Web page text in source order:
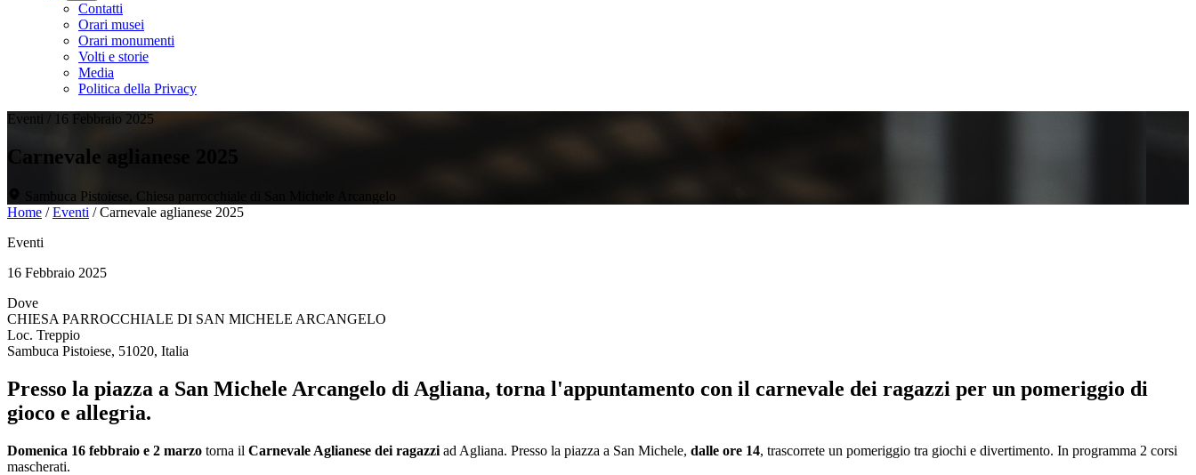
Contatti
Orari musei
Orari monumenti
Volti e storie
Media
Politica della Privacy
Eventi / 16 Febbraio 2025
Carnevale aglianese 2025
Sambuca Pistoiese, Chiesa parrocchiale di San Michele Arcangelo
Home /Eventi /Carnevale aglianese 2025
Eventi
16 Febbraio 2025
Dove
CHIESA PARROCCHIALE DI SAN MICHELE ARCANGELO
Loc. Treppio
Sambuca Pistoiese, 51020, Italia
Presso la piazza a San Michele Arcangelo di Agliana, torna l'appuntamento con il carnevale dei ragazzi per un pomeriggio di
gioco e allegria.
Domenica 16 febbraio e 2 marzo torna il Carnevale Aglianese dei ragazzi ad Agliana. Presso la piazza a San Michele, dalle ore 14, trascorrete un pomeriggio tra giochi e divertimento. In programma 2 corsi
mascherati.